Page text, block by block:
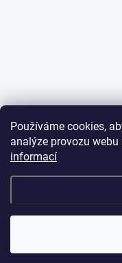
Používáme cookies,
analýze provozu
informací